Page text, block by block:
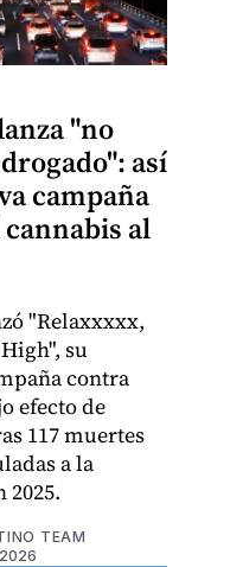
"no
así
campaña
al
"Relaxxxxx,
su
contra
efecto de
117 muertes
a la
2025.
TEAM